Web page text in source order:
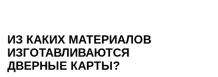
ИЗ КАКИХ МАТЕРИАЛОВ
ИЗГОТАВЛИВАЮТСЯ
ДВЕРНЫЕ КАРТЫ?